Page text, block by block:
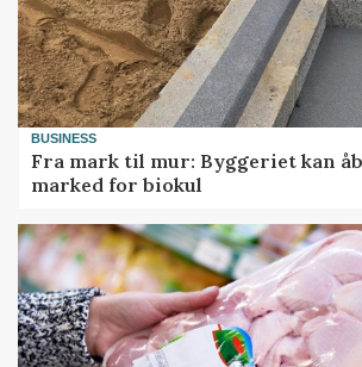
BUSINESS
Fra mark til mur: Byggeriet kan
marked for biokul